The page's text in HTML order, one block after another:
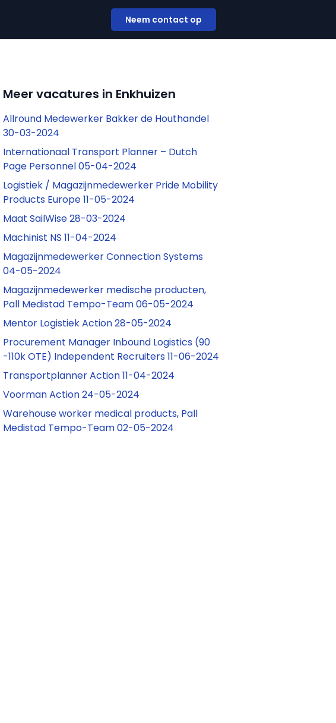
Neem contact op
Meer vacatures in Enkhuizen
Allround Medewerker Bakker de Houthandel
30-03-2024
Internationaal Transport Planner – Dutch
Page Personnel 05-04-2024
Logistiek / Magazijnmedewerker Pride Mobility
Products Europe 11-05-2024
Maat SailWise 28-03-2024
Machinist NS 11-04-2024
Magazijnmedewerker Connection Systems
04-05-2024
Magazijnmedewerker medische producten,
Pall Medistad Tempo-Team 06-05-2024
Mentor Logistiek Action 28-05-2024
Procurement Manager Inbound Logistics (90
-110k OTE) Independent Recruiters 11-06-2024
Transportplanner Action 11-04-2024
Voorman Action 24-05-2024
Warehouse worker medical products, Pall
Medistad Tempo-Team 02-05-2024